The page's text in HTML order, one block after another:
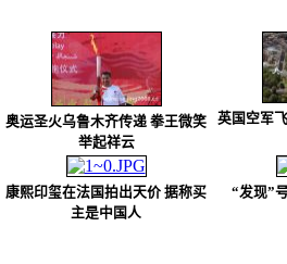
奥运圣火乌鲁木齐传递 拳王微笑
举起祥云
英国空军
康熙印玺在法国拍出天价 据称买
主是中国人
“发现”